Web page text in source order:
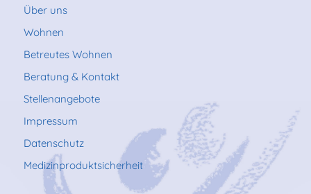
Über uns
Wohnen
Betreutes Wohnen
Beratung & Kontakt
Stellenangebote
Impressum
Datenschutz
Medizinproduktsicherheit